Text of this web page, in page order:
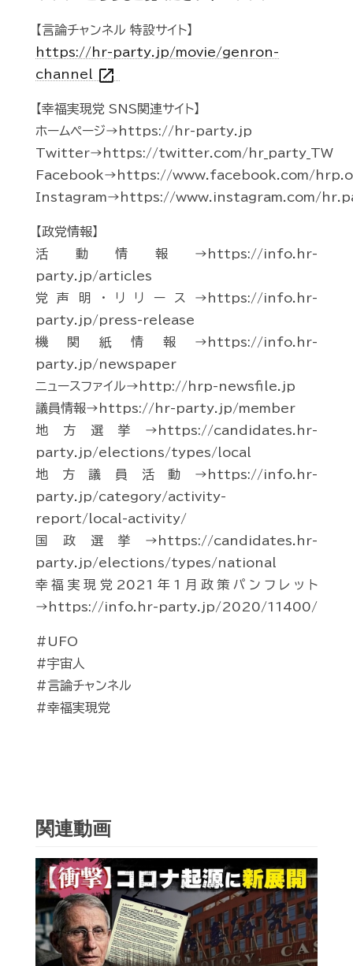
【言論チャンネル 特設サイト】
https://hr-party.jp/movie/genron-
channel open_in_new
【幸福実現党 SNS関連サイト】
ホームページ→https://hr-party.jp
Twitter→https://twitter.com/hr_party_TW
Facebook→https://www.facebook.com/
Instagram→https://www.instagram.com/
【政党情報】
活動情報→https://info.hr-
party.jp/articles
党声明・リリース→https://info.hr-
party.jp/press-release
機関紙情報→https://info.hr-
party.jp/newspaper
ニュースファイル→http://hrp-newsfile.jp
議員情報→https://hr-party.jp/member
地方選挙→https://candidates.hr-
party.jp/elections/types/local
地方議員活動→https://info.hr-
party.jp/category/activity-
report/local-activity/
国政選挙→https://candidates.hr-
party.jp/elections/types/national
幸福実現党2021年1月政策パンフレット
→https://info.hr-party.jp/2020/11400/
#UFO
#宇宙人
#言論チャンネル
#幸福実現党
関連動画